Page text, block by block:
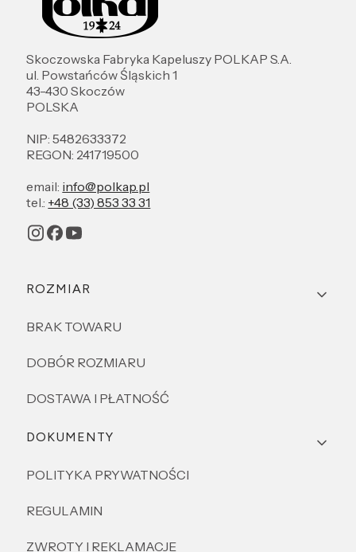
Skoczowska Fabryka Kapeluszy POLKAP S.A.
ul. Powstańców Śląskich 1
43-430 Skoczów
POLSKA
NIP: 5482633372
REGON: 241719500
email: info@polkap.pl
tel.: +48 (33) 853 33 31
Linki w stopce
ROZMIAR
BRAK TOWARU
DOBÓR ROZMIARU
DOSTAWA I PŁATNOŚĆ
DOKUMENTY
POLITYKA PRYWATNOŚCI
REGULAMIN
ZWROTY I REKLAMACJE